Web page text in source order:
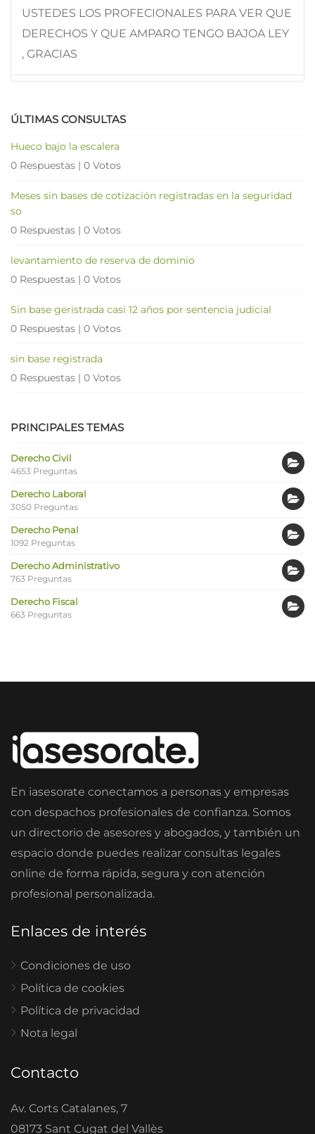
USTEDES LOS PROFECIONALES PARA VER QUE
DERECHOS Y QUE AMPARO TENGO BAJOA LEY
, GRACIAS
ÚLTIMAS CONSULTAS
Hueco bajo la escalera
0 Respuestas | 0 Votos
Meses sin bases de cotización registradas en la seguridad
so
0 Respuestas | 0 Votos
levantamiento de reserva de dominio
0 Respuestas | 0 Votos
Sin base geristrada casi 12 años por sentencia judicial
0 Respuestas | 0 Votos
sin base registrada
0 Respuestas | 0 Votos
PRINCIPALES TEMAS
Derecho Civil
4653 Preguntas
Derecho Laboral
3050 Preguntas
Derecho Penal
1092 Preguntas
Derecho Administrativo
763 Preguntas
Derecho Fiscal
663 Preguntas
En iasesorate conectamos a personas y empresas
con despachos profesionales de confianza. Somos
un directorio de asesores y abogados, y también un
espacio donde puedes realizar consultas legales
online de forma rápida, segura y con atención
profesional personalizada.
Enlaces de interés
Condiciones de uso
Política de cookies
Política de privacidad
Nota legal
Contacto
Av. Corts Catalanes, 7
08173 Sant Cugat del Vallès